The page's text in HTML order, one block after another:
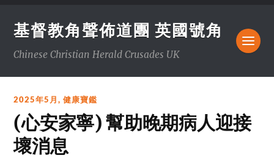
基督教角聲佈道團 英國號角
Chinese Christian Herald Crusades UK
2025年5月,健康寶鑑
(心安家寧) 幫助晚期病人迎接
壞消息